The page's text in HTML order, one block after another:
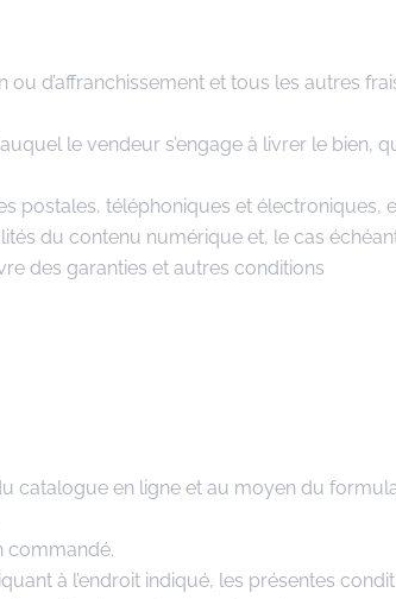
d’affranchissement et tous les autres
le vendeur s’engage à livrer le bien,
postales, téléphoniques et électroniques,
du contenu numérique et, le cas
des garanties et autres conditions
catalogue en ligne et au moyen du
commandé.
à l’endroit indiqué, les présentes